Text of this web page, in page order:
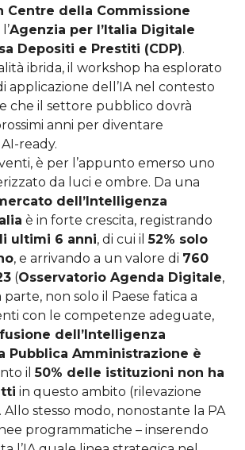
Centre della Commissione
l’Agenzia per l’Italia Digitale
Depositi e Prestiti (CDP).
ibrida, il workshop ha esplorato
applicazione dell’IA nel contesto
che il settore pubblico dovrà
anni per diventare
ready.
è per l’appunto emerso uno
da luci e ombre. Da una
dell’Intelligenza
è in forte crescita, registrando
ultimi 6 anni, di cui il52% solo
, e arrivando a un valore di 760
(Osservatorio Agenda Digitale,
parte, non solo il Paese fatica a
con le competenze adeguate,
dell’Intelligenza
Pubblica Amministrazione è
il50% delle istituzioni non ha
in questo ambito (rilevazione
Allo stesso modo, nonostante la PA
programmatiche – inserendo